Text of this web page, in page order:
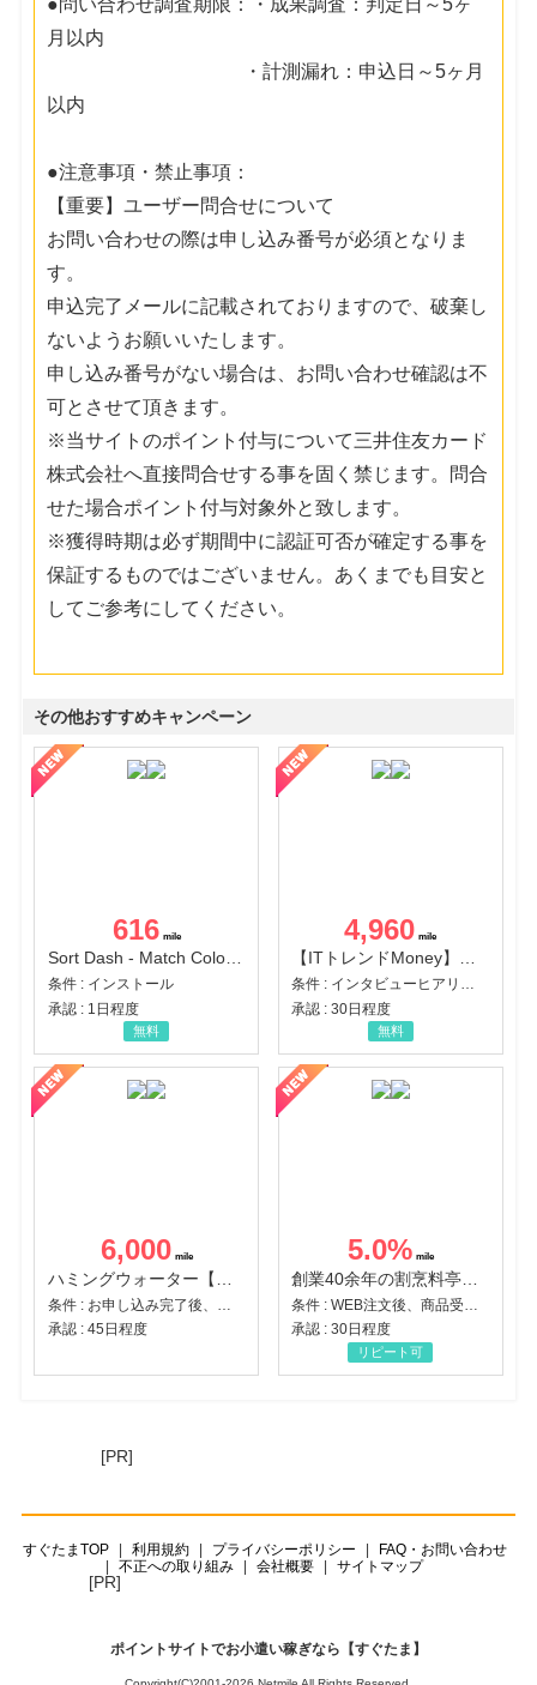
●問い合わせ調査期限：・成果調査：判定日～5ヶ
月以内
・計測漏れ：申込日～5ヶ月
以内
●注意事項・禁止事項：
【重要】ユーザー問合せについて
お問い合わせの際は申し込み番号が必須となりま
す。
申込完了メールに記載されておりますので、破棄し
ないようお願いいたします。
申し込み番号がない場合は、お問い合わせ確認は不
可とさせて頂きます。
※当サイトのポイント付与について三井住友カード
株式会社へ直接問合せする事を固く禁じます。問合
せた場合ポイント付与対象外と致します。
※獲得時期は必ず期間中に認証可否が確定する事を
保証するものではございません。あくまでも目安と
してご参考にしてください。
その他おすすめキャンペーン
616
Sort Dash - Match Color Puzzle（チャレンジ11完了）（Android）
条件 : インストール
承認 : 1日程度
無料
4,960
【ITトレンドMoney】相談プロモーション
条件 : インタビューヒアリング完了
承認 : 30日程度
無料
6,000
承認 : 45日程度
5.0%
承認 : 30日程度
リピート可
[PR]
すぐたまTOP 利用規約 プライバシーポリシー
FAQ・お問い合わせ
不正への取り組み
会社概要 サイトマップ
[PR]
ポイントサイトでお小遣い稼ぎなら【すぐたま】